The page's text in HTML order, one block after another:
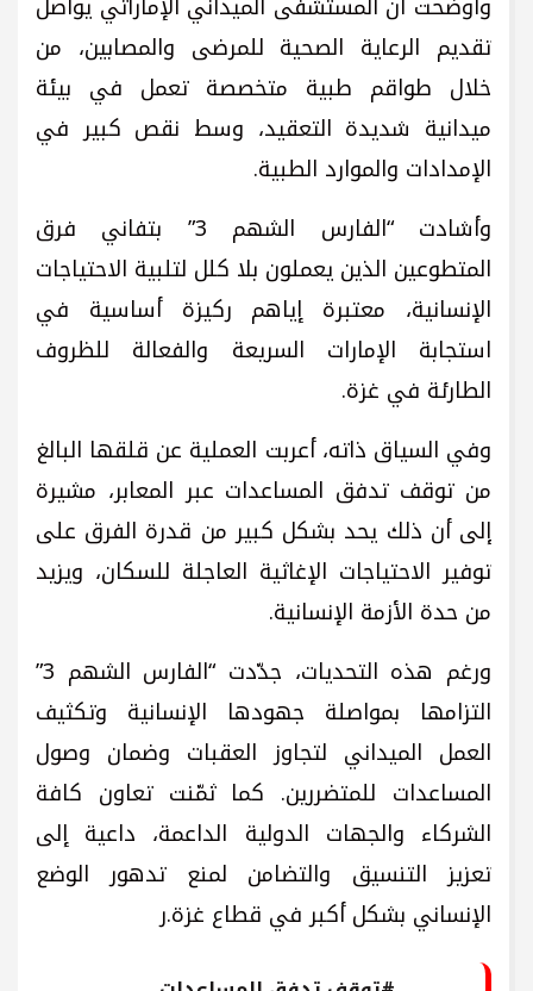
تقديم الرعاية الصحية للمرضى والمصابين، من
خلال طواقم طبية متخصصة تعمل في بيئة
ميدانية شديدة التعقيد، وسط نقص كبير في
الإمدادات والموارد الطبية.
وأشادت “الفارس الشهم 3” بتفاني فرق
المتطوعين الذين يعملون بلا كلل لتلبية الاحتياجات
الإنسانية، معتبرة إياهم ركيزة أساسية في
استجابة الإمارات السريعة والفعالة للظروف
الطارئة في غزة.
وفي السياق ذاته، أعربت العملية عن قلقها البالغ
من توقف تدفق المساعدات عبر المعابر، مشيرة
إلى أن ذلك يحد بشكل كبير من قدرة الفرق على
توفير الاحتياجات الإغاثية العاجلة للسكان، ويزيد
من حدة الأزمة الإنسانية.
ورغم هذه التحديات، جدّدت “الفارس الشهم 3”
التزامها بمواصلة جهودها الإنسانية وتكثيف
العمل الميداني لتجاوز العقبات وضمان وصول
المساعدات للمتضررين. كما ثمّنت تعاون كافة
الشركاء والجهات الدولية الداعمة، داعية إلى
تعزيز التنسيق والتضامن لمنع تدهور الوضع
الإنساني بشكل أكبر في قطاع غزة.ر